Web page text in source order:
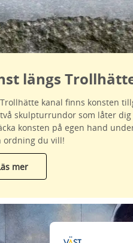
längs
kanal finns konsten
skulpturrundor som låter
konsten på egen hand
ordning du vill!
mer